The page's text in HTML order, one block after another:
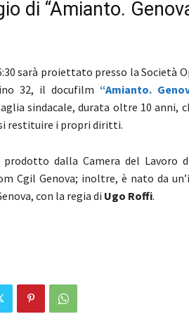
di “Amianto.
sarà proiettato presso la Società
32, il docufilm “Amianto.
sindacale, durata oltre 10 anni,
restituire i propri diritti.
dalla Camera del Lavoro
Cgil Genova; inoltre, è nato da
con la regia di Ugo Roffi.